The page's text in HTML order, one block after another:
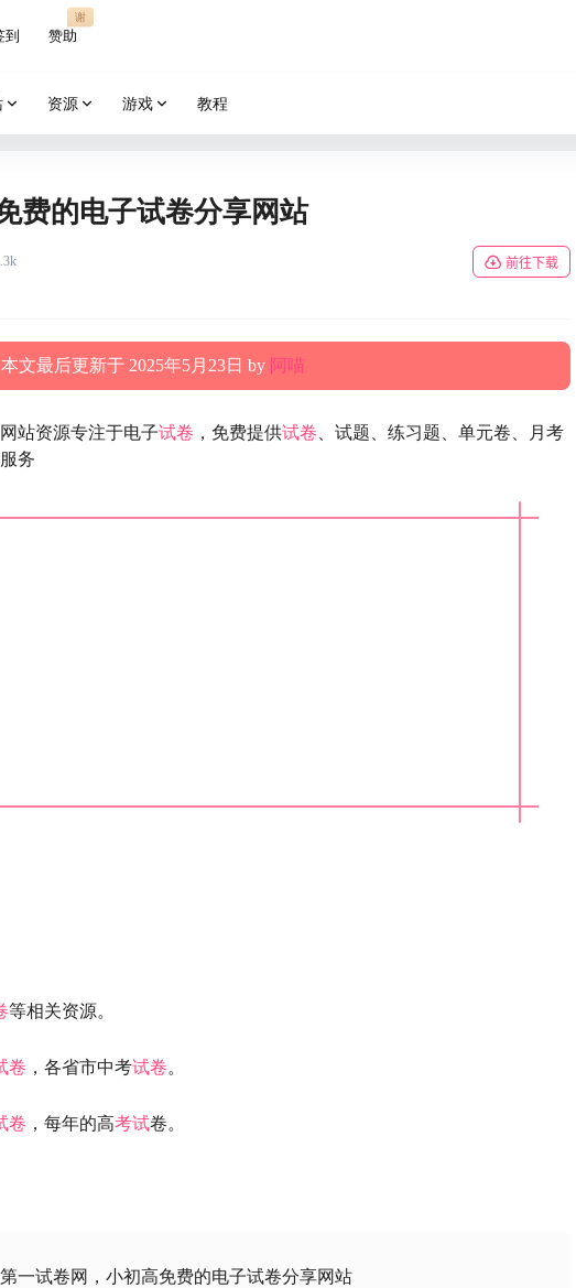
到 赞助
谢
资源 游戏 教程
费的电子试卷分享网站
前往下载
本文最后更新于 2025年5月23日 by 阿喵
站资源专注于电子试卷 ，免费提供试卷 、试题、练习题、单元卷、月考
务
等相关资源。
卷 ，各省市中考试卷。
卷 ，每年的高考试卷。
第一试卷网，小初高免费的电子试卷分享网站